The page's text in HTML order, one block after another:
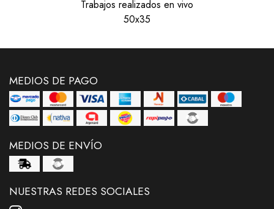
Trabajos realizados en vivo
50x35
MEDIOS DE PAGO
MEDIOS DE ENVÍO
NUESTRAS REDES SOCIALES